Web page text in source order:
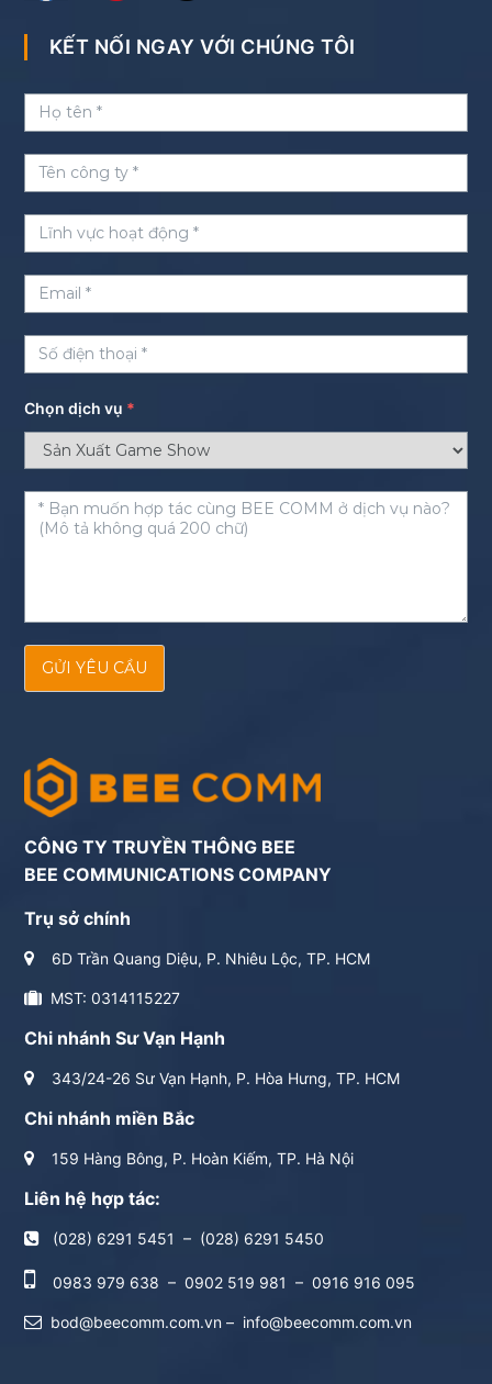
KẾT NỐI NGAY VỚI CHÚNG TÔI
Chọn dịch vụ *
GỬI YÊU CẦU
CÔNG TY TRUYỀN THÔNG BEE
BEE COMMUNICATIONS COMPANY
Trụ sở chính
6D Trần Quang Diệu, P. Nhiêu Lộc, TP. HCM
MST: 0314115227
Chi nhánh Sư Vạn Hạnh
343/24-26 Sư Vạn Hạnh, P. Hòa Hưng, TP. HCM
Chi nhánh miền Bắc
159 Hàng Bông, P. Hoàn Kiếm, TP. Hà Nội
Liên hệ hợp tác:
(028) 6291 5451 – (028) 6291 5450
0983 979 638 – 0902 519 981 – 0916 916 095
bod@beecomm.com.vn – info@beecomm.com.vn